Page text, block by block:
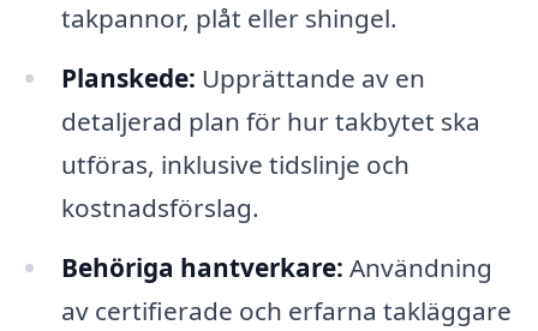
takpannor, plåt eller shingel.
Planskede: Upprättande av en
detaljerad plan för hur takbytet ska
utföras, inklusive tidslinje och
kostnadsförslag.
Behöriga hantverkare: Användning
av certifierade och erfarna takläggare